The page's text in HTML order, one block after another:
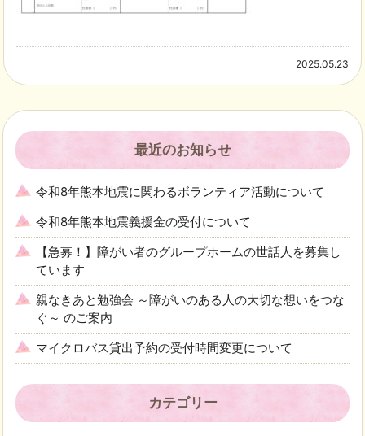
2025.05.23
最近のお知らせ
令和8年熊本地震に関わるボランティア活動について
令和8年熊本地震義援金の受付について
【急募！】障がい者のグループホームの世話人を募集し
ています
親なきあと勉強会 ～障がいのある人の大切な想いをつな
ぐ～ のご案内
マイクロバス貸出予約の受付時間変更について
カテゴリー